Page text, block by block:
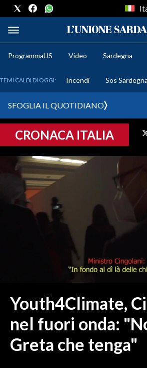
VIDEO
CRONACA SARDEGNA
CAGLIARI
PROVINCIA DI CAGLIARI
SULCIS IGLESIENTE
MEDIO CAMPIDANO
OGLIASTRA
AGENDA
CRONACA
ProgrammaUS Video Sardegna
TEMI CALDI DI OGGI: Incendi Sos Sardegna
SFOGLIA IL QUOTIDIANO
CRONACA ITALIA
Youth4Climate,
nel fuori onda:
Greta che tenga"